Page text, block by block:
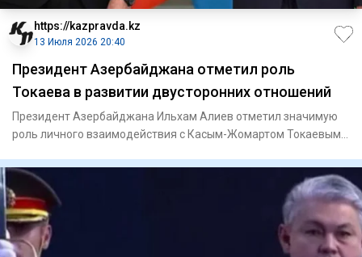
https://kazpravda.kz
13 Июля 2026 20:40
Президент Азербайджана отметил роль
Токаева в развитии двусторонних отношений
Президент Азербайджана Ильхам Алиев отметил значимую
роль личного взаимодействия с Касым-Жомартом Токаевым в